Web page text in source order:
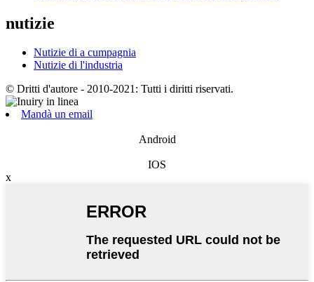
nutizie
Nutizie di a cumpagnia
Nutizie di l'industria
© Dritti d'autore - 2010-2021: Tutti i diritti riservati.
Mandà un email
Android
IOS
x